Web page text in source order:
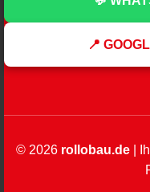
📍
© 2026 rollobau.de|